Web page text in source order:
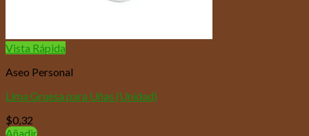
Vista Rápida
Aseo Personal
Lima Gruesa para Uñas (Unidad)
$0,32
Añadir